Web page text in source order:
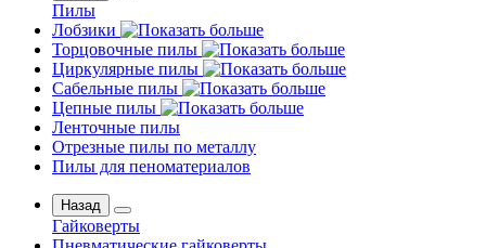
Пилы
Лобзики
Торцовочные пилы
Циркулярные пилы
Сабельные пилы
Цепные пилы
Ленточные пилы
Отрезные пилы по металлу
Пилы для пеноматериалов
Назад
Гайковерты